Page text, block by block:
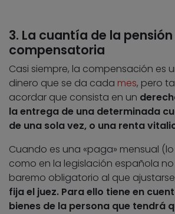
3. La cuantía de la pensión
compensatoria
Casi siempre, la compensación es
dinero que se da cada mes, pero
acordar que consista en un
la entrega de una determinada
de una sola vez, o una renta
Cuando es una «paga» mensual
como en la legislación española
baremo obligatorio al que
fija el juez. Para ello tiene en
bienes de la persona que tendrá